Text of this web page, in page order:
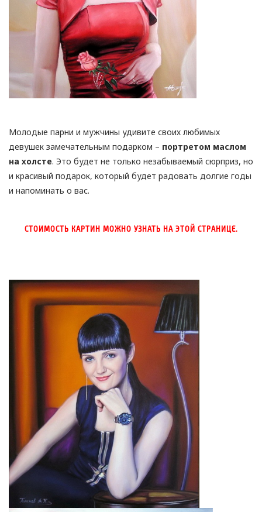
Молодые парни и мужчины удивите своих любимых
девушек замечательным подарком – портретом маслом
на холсте. Это будет не только незабываемый сюрприз, но
и красивый подарок, который будет радовать долгие годы
и напоминать о вас.
СТОИМОСТЬ КАРТИН МОЖНО УЗНАТЬ НА ЭТОЙ СТРАНИЦЕ.